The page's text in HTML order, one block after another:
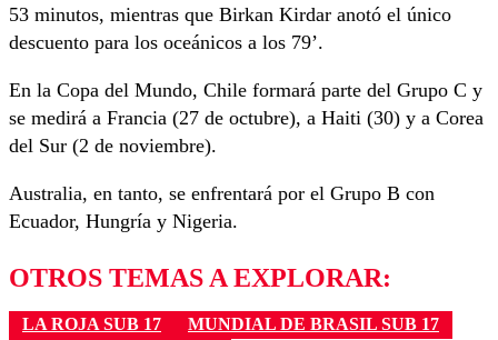
53 minutos, mientras que Birkan Kirdar anotó el único
descuento para los oceánicos a los 79’.
En la Copa del Mundo, Chile formará parte del Grupo C y
se medirá a Francia (27 de octubre), a Haiti (30) y a Corea
del Sur (2 de noviembre).
Australia, en tanto, se enfrentará por el Grupo B con
Ecuador, Hungría y Nigeria.
OTROS TEMAS A EXPLORAR:
LA ROJA SUB 17
MUNDIAL DE BRASIL SUB 17